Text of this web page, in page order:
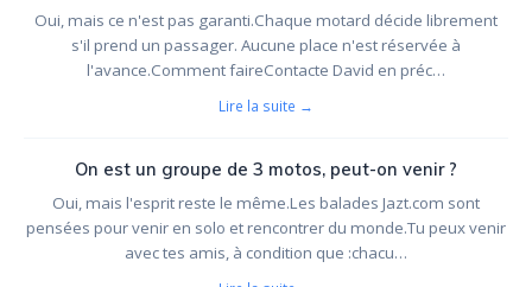
Oui, mais ce n'est pas garanti.Chaque motard décide librement
s'il prend un passager. Aucune place n'est réservée à
l'avance.Comment faireContacte David en préc…
Lire la suite →
On est un groupe de 3 motos, peut-on venir ?
Oui, mais l'esprit reste le même.Les balades Jazt.com sont
pensées pour venir en solo et rencontrer du monde.Tu peux venir
avec tes amis, à condition que :chacu…